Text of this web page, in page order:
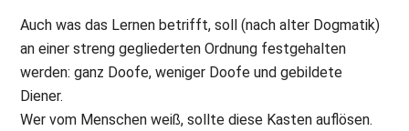
Auch was das Lernen betrifft, soll (nach alter Dogmatik)
an einer streng gegliederten Ordnung festgehalten
werden: ganz Doofe, weniger Doofe und gebildete
Diener.
Wer vom Menschen weiß, sollte diese Kasten auflösen.